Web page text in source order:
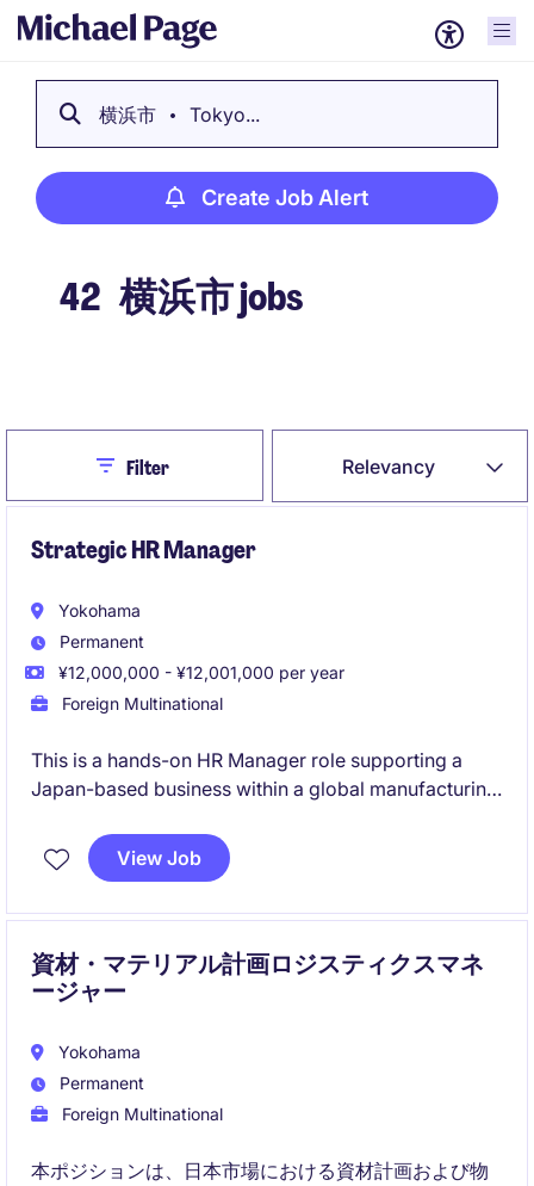
横浜市 Tokyo...
Create Job Alert
42 横浜市 jobs
Relevancy
CloseFilter
Strategic HR Manager
Yokohama
Permanent
¥12,000,000 - ¥12,001,000 per year
Foreign Multinational
This is a hands-on HR Manager role supporting a
Japan-based business within a global manufacturing
partnering and operations, working closely with
leadership during a period of organisational change.
View Job
資材・マテリアル計画ロジスティクスマネ
ージャー
Yokohama
Permanent
Foreign Multinational
本ポジションは、日本市場における資材計画および物